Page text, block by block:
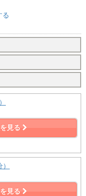
る
見る
見る